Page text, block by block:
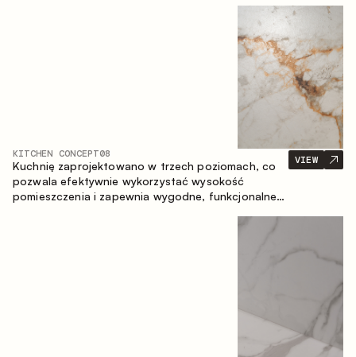
użytkową, tworząc miejsce na szybkie śniadania i
KITCHEN CONCEPT08
Kuchnię zaprojektowano w trzech poziomach, co
pozwala efektywnie wykorzystać wysokość
pomieszczenia i zapewnia wygodne, funkcjonalne
VIEW